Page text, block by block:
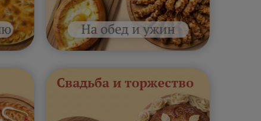
Свадьба и торжество